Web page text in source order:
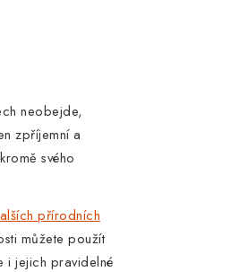
neobejde,
zpříjemní a
svého
přírodních
můžete použít
i jejich pravidelné